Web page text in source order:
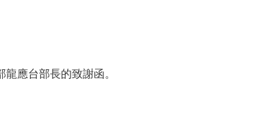
應台部長的致謝函。